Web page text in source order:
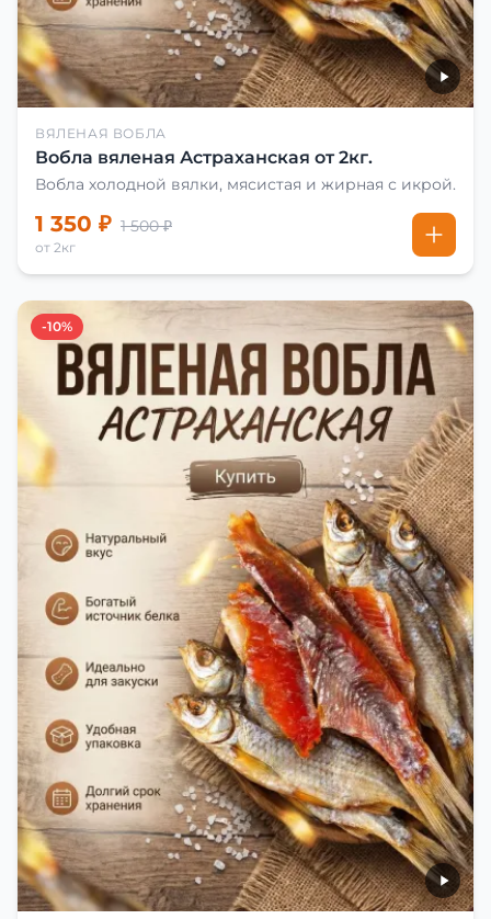
ВЯЛЕНАЯ ВОБЛА
Вобла вяленая Астраханская от 2кг.
Вобла холодной вялки, мясистая и жирная с икрой.
1 350 ₽ 1 500 ₽
от 2кг
-10%